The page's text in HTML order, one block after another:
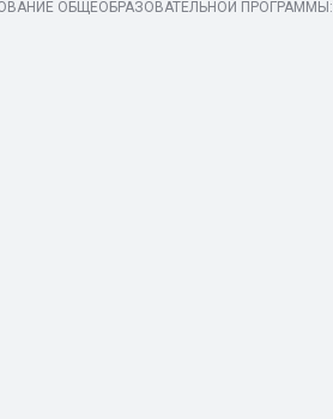
ОБЩЕОБРАЗОВАТЕЛЬНОЙ ПРОГРАММЫ: